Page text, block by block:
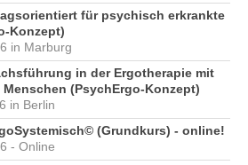
für psychisch erkrankte
Konzept)
in Marburg
in der Ergotherapie mit
(PsychErgo-Konzept)
in Berlin
(Grundkurs) - online!
- Online